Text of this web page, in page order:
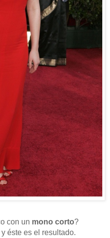
con un mono corto?
éste es el resultado.